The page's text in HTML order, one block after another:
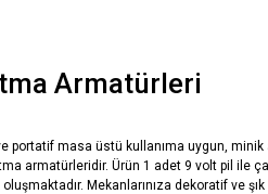
Armatürleri
portatif masa üstü kullanıma uygun,
armatürleridir. Ürün 1 adet 9 volt pil ile
Mekanlarınıza dekoratif ve